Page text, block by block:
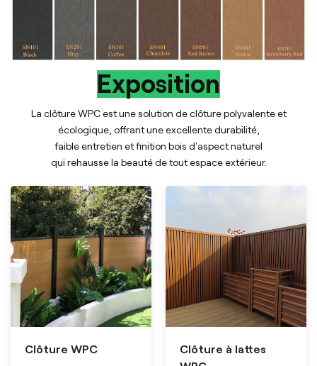
Exposition
La clôture WPC est une solution de clôture polyvalente et
écologique, offrant une excellente durabilité,
faible entretien et finition bois d'aspect naturel
qui rehausse la beauté de tout espace extérieur.
Clôture WPC
Clôture à lattes